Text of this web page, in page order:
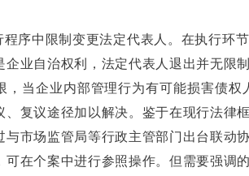
序中限制变更法定代表人。在执行环
企业自治权利，法定代表人退出并无限
，当企业内部管理行为有可能损害债
、复议途径加以解决。鉴于在现行法律
与市场监管局等行政主管部门出台联动
可在个案中进行参照操作。但需要强调